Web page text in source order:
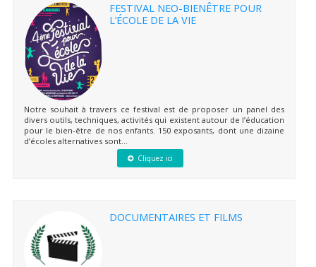
FESTIVAL NEO-BIENÊTRE POUR
L’ÉCOLE DE LA VIE
Notre souhait à travers ce festival est de proposer un panel des
divers outils, techniques, activités qui existent autour de l’éducation
pour le bien-être de nos enfants. 150 exposants, dont une dizaine
d’écoles alternatives sont...
Cliquez ici
DOCUMENTAIRES ET FILMS